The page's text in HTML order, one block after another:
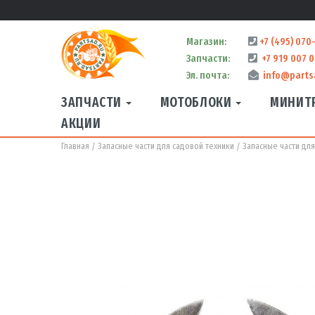
Магазин:
+7 (495)
Запчасти:
+7 919 007
Эл. почта:
ЗАПЧАСТИ МОТОБЛОКИ
АКЦИИ
Главная Запасные части для садовой техники Запасные части